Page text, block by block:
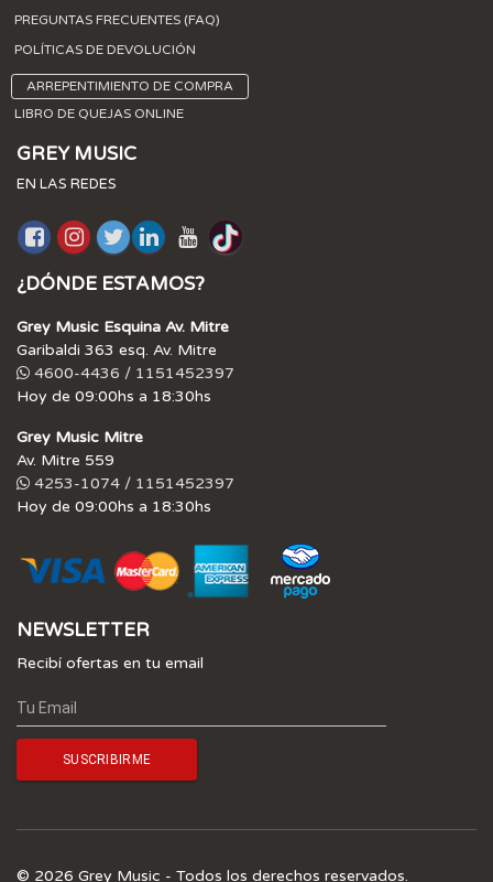
PREGUNTAS FRECUENTES (FAQ)
POLÍTICAS DE DEVOLUCIÓN
ARREPENTIMIENTO DE COMPRA
LIBRO DE QUEJAS ONLINE
GREY MUSIC
EN LAS REDES
¿DÓNDE ESTAMOS?
Grey Music Esquina Av. Mitre
Garibaldi 363 esq. Av. Mitre
4600-4436 / 1151452397
Hoy de 09:00hs a 18:30hs
Grey Music Mitre
Av. Mitre 559
4253-1074 / 1151452397
Hoy de 09:00hs a 18:30hs
NEWSLETTER
Recibí ofertas en tu email
© 2026 Grey Music - Todos los derechos reservados.